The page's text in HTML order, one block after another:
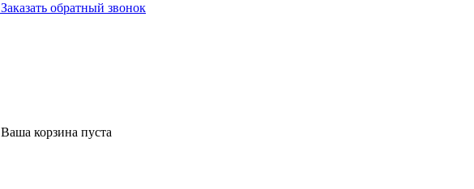
Заказать обратный звонок
Ваша корзина пуста